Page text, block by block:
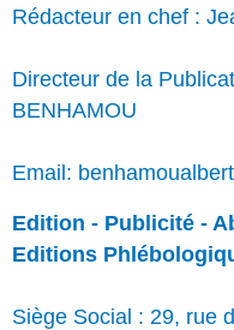
Rédacteur en chef :
Directeur de la
BENHAMOU
Email:
Edition - Publicité -
Editions
Siège Social : 29, rue